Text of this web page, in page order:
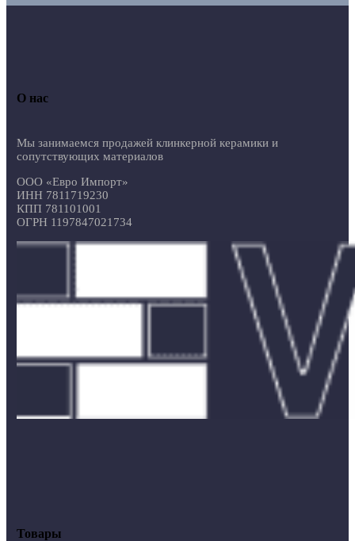
О нас
Мы занимаемся продажей клинкерной керамики и
сопутствующих материалов
ООО «Евро Импорт»
ИНН 7811719230
КПП 781101001
ОГРН 1197847021734
Товары